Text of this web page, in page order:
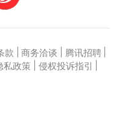
款 商务洽谈 腾讯招聘
私政策 侵权投诉指引